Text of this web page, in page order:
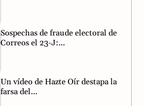
a
p
Sospechas de fraude electoral de
Correos el 23-J:…
Un vídeo de Hazte Oír destapa la
farsa del…